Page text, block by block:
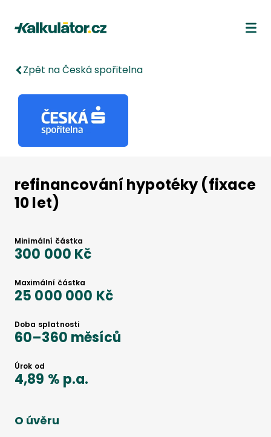
Kalkulátor.cz
Zpět na Česká spořitelna
refinancování hypotéky (fixace
10 let)
Minimální částka
300 000 Kč
Maximální částka
25 000 000 Kč
Doba splatnosti
60–360 měsíců
Úrok od
4,89 % p.a.
O úvěru